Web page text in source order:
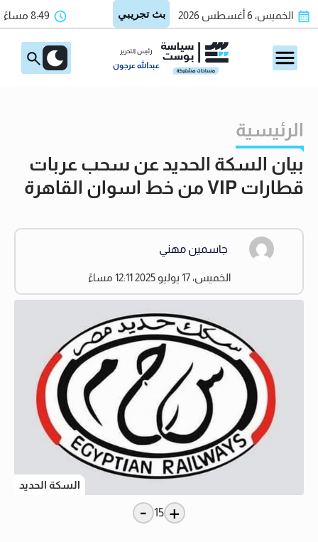
الخميس، 6 أغسطس 2026 8:49 مساءً
رئيس التحرير
عبدالله عرجون
الرئيسية
بيان السكة الحديد عن سحب عربات
قطارات VIP من خط اسوان القاهرة
جاسمين مهني
الخميس، 17 يوليو 2025 12:11 مساءً
السكة الحديد
+
15
-